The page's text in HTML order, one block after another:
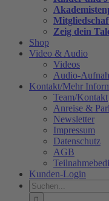
Zeig dein
Shop
Video & Audio
Videos
Audio-
Kontakt/Mehr
Team/Kontakt
Anreise &
Newsletter
Impressum
Datenschutz
AGB
Kunden-Login
Suche
nach: